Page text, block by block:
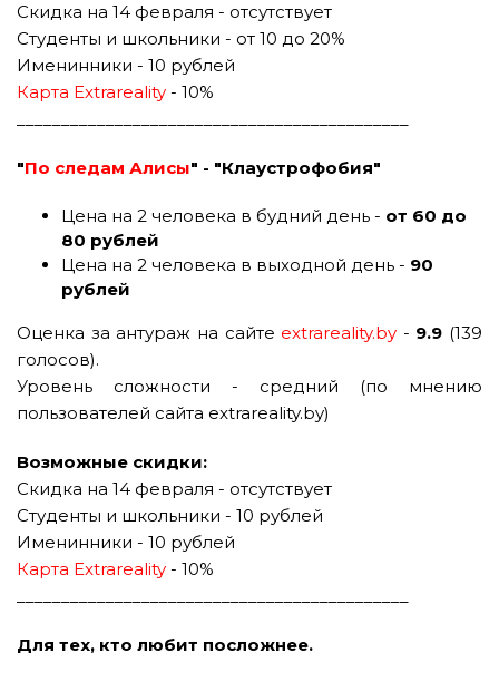
Скидка на 14 февраля - отсутствует
Студенты и школьники - от 10 до 20%
Именинники - 10 рублей
Карта Extrareality - 10%
"По следам Алисы" - "Клаустрофобия"
Цена на 2 человека в будний день - от 60 до
80 рублей
Цена на 2 человека в выходной день - 90
рублей
Оценка за антураж на сайте extrareality.by - 9.9 (139
голосов).
Уровень сложности - средний (по мнению
пользователей сайта extrareality.by)
Возможные скидки:
Скидка на 14 февраля - отсутствует
Студенты и школьники - 10 рублей
Именинники - 10 рублей
Карта Extrareality - 10%
Для тех, кто любит посложнее.